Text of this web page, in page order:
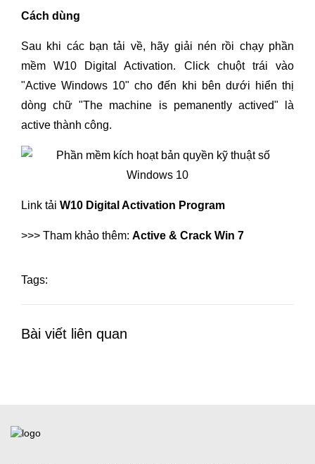
Cách dùng
Sau khi các bạn tải về, hãy giải nén rồi chạy phần
mềm W10 Digital Activation. Click chuột trái vào
"Active Windows 10" cho đến khi bên dưới hiển thị
dòng chữ "The machine is pemanently actived" là
active thành công.
Link tải W10 Digital Activation Program
>>> Tham khảo thêm: Active & Crack Win 7
Tags:
Bài viết liên quan